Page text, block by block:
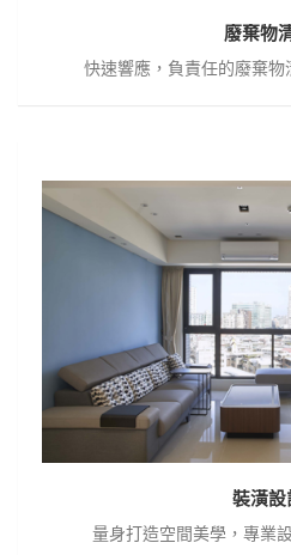
廢棄物
快速響應，負責任的廢棄物
裝
潢
裝潢設
量身打造空間美學，專業